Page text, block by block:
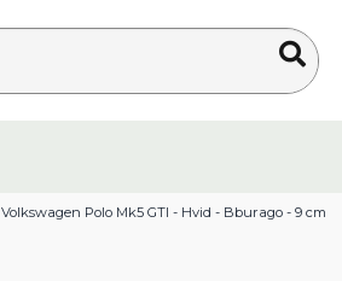
Volkswagen Polo Mk5 GTI - Hvid - Bburago - 9 cm